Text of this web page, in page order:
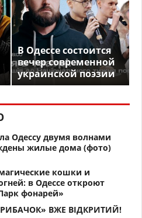
В Одессе состоится
вечер современной
украинской поэзии
Одессу двумя волнами
жилые дома (фото)
кошки и
в Одессе откроют
фонарей»
ВЖЕ ВІДКРИТИЙ!